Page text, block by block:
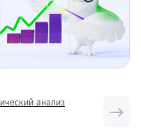
анализ